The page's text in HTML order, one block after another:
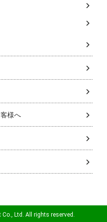
様へ
Ltd. All rights reserved.